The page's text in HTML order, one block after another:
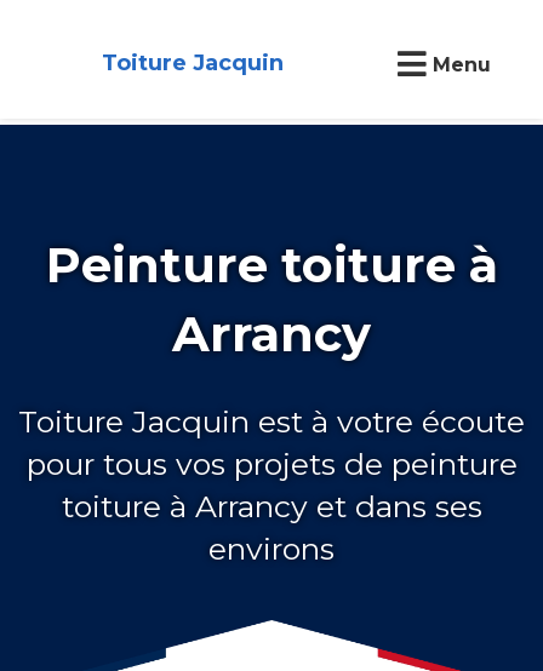
Toiture Jacquin Menu
Peinture toiture à
Arrancy
Toiture Jacquin est à votre écoute
pour tous vos projets de peinture
toiture à Arrancy et dans ses
environs